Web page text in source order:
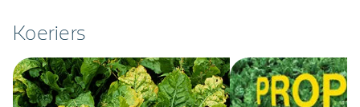
dan is Decis Protech 0,5 l/ha
een prima betaalbare
oplossing.
is nog steeds
beweging.
Koeriers